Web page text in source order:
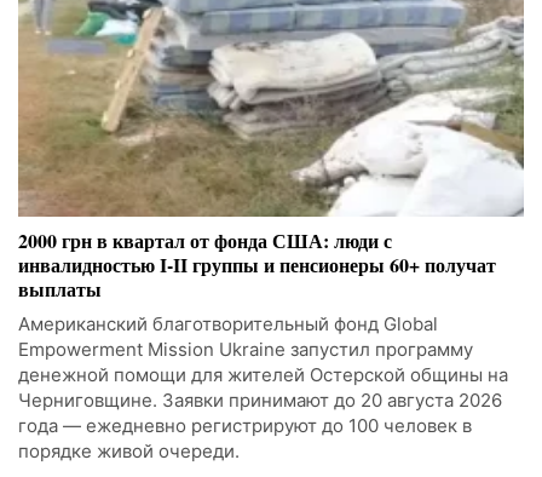
2000 грн в квартал от фонда США: люди с
инвалидностью I-II группы и пенсионеры 60+ получат
выплаты
Американский благотворительный фонд Global
Empowerment Mission Ukraine запустил программу
денежной помощи для жителей Остерской общины на
Черниговщине. Заявки принимают до 20 августа 2026
года — ежедневно регистрируют до 100 человек в
порядке живой очереди.